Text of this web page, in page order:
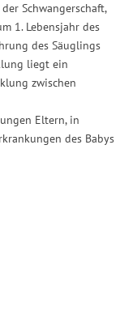
Schwangerschaft,
1. Lebensjahr des
des Säuglings
liegt ein
zwischen
Eltern, in
des Babys